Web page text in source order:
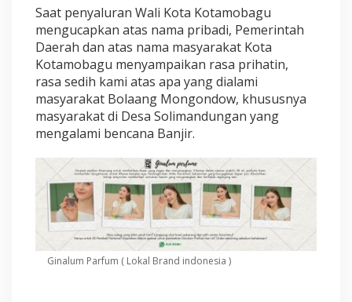
i
W
a
r
g
a
e
r
p
a
k
B
a
n
j
Saat penyaluran Wali Kota Kotamobagu
mengucapkan atas nama pribadi, Pemerintah
Daerah dan atas nama masyarakat Kota
Kotamobagu menyampaikan rasa prihatin,
rasa sedih kami atas apa yang dialami
masyarakat Bolaang Mongondow, khususnya
masyarakat di Desa Solimandungan yang
mengalami bencana Banjir.
Ginalum Parfum ( Lokal Brand indonesia )